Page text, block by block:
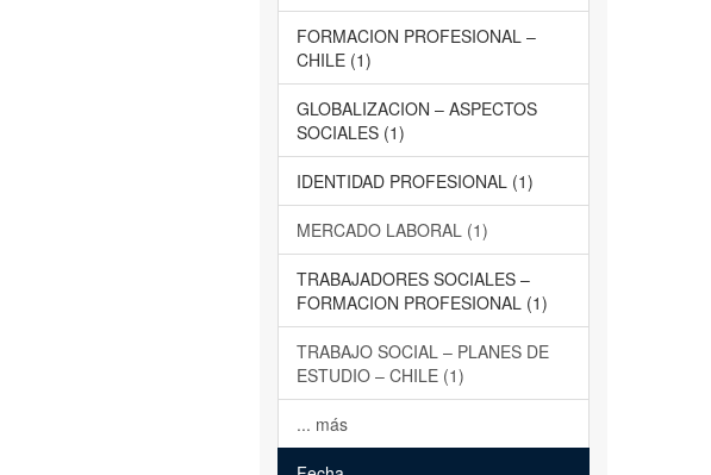
FORMACION PROFESIONAL –
CHILE (1)
GLOBALIZACION – ASPECTOS
SOCIALES (1)
IDENTIDAD PROFESIONAL (1)
MERCADO LABORAL (1)
TRABAJADORES SOCIALES –
FORMACION PROFESIONAL (1)
TRABAJO SOCIAL – PLANES DE
ESTUDIO – CHILE (1)
... más